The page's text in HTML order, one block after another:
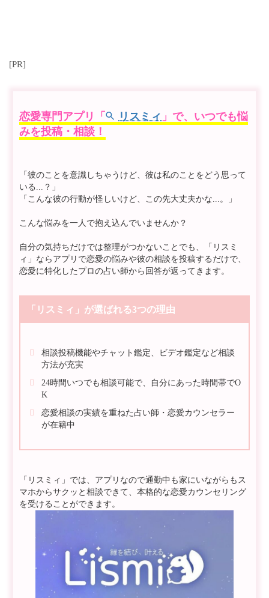
[PR]
恋愛専門アプリ「 リスミィ 」で、いつでも悩
みを投稿・相談！
「彼のことを意識しちゃうけど、彼は私のことをどう思って
いる...？」
「こんな彼の行動が怪しいけど、この先大丈夫かな...。」
こんな悩みを一人で抱え込んでいませんか？
自分の気持ちだけでは整理がつかないことでも、「リスミ
ィ」ならアプリで恋愛の悩みや彼の相談を投稿するだけで、
恋愛に特化したプロの占い師から回答が返ってきます。
「リスミィ」が選ばれる3つの理由
相談投稿機能やチャット鑑定、ビデオ鑑定など相談
方法が充実
24時間いつでも相談可能で、自分にあった時間帯でO
K
恋愛相談の実績を重ねた占い師・恋愛カウンセラー
が在籍中
「リスミィ」では、アプリなので通勤中も家にいながらもス
マホからサクッと相談できて、本格的な恋愛カウンセリング
を受けることができます。